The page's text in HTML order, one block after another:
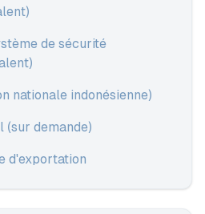
de sécurité
nationale indonésienne)
demande)
d'exportation